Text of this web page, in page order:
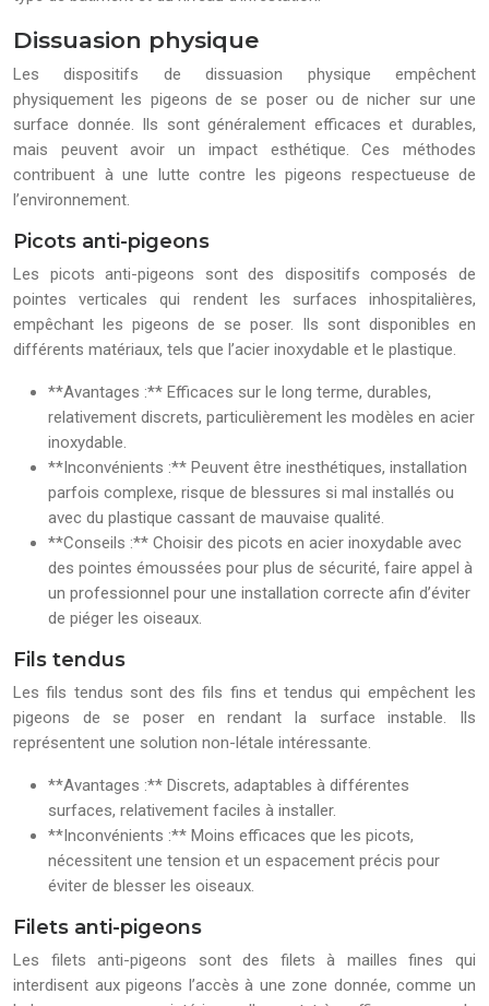
Dissuasion physique
Les dispositifs de dissuasion physique empêchent
physiquement les pigeons de se poser ou de nicher sur une
surface donnée. Ils sont généralement efficaces et durables,
mais peuvent avoir un impact esthétique. Ces méthodes
contribuent à une lutte contre les pigeons respectueuse de
l’environnement.
Picots anti-pigeons
Les picots anti-pigeons sont des dispositifs composés de
pointes verticales qui rendent les surfaces inhospitalières,
empêchant les pigeons de se poser. Ils sont disponibles en
différents matériaux, tels que l’acier inoxydable et le plastique.
**Avantages :** Efficaces sur le long terme, durables,
relativement discrets, particulièrement les modèles en acier
inoxydable.
**Inconvénients :** Peuvent être inesthétiques, installation
parfois complexe, risque de blessures si mal installés ou
avec du plastique cassant de mauvaise qualité.
**Conseils :** Choisir des picots en acier inoxydable avec
des pointes émoussées pour plus de sécurité, faire appel à
un professionnel pour une installation correcte afin d’éviter
de piéger les oiseaux.
Fils tendus
Les fils tendus sont des fils fins et tendus qui empêchent les
pigeons de se poser en rendant la surface instable. Ils
représentent une solution non-létale intéressante.
**Avantages :** Discrets, adaptables à différentes
surfaces, relativement faciles à installer.
**Inconvénients :** Moins efficaces que les picots,
nécessitent une tension et un espacement précis pour
éviter de blesser les oiseaux.
Filets anti-pigeons
Les filets anti-pigeons sont des filets à mailles fines qui
interdisent aux pigeons l’accès à une zone donnée, comme un